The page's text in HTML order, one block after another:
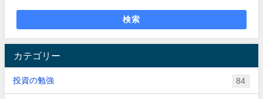
検索
カテゴリー
投資の勉強 84